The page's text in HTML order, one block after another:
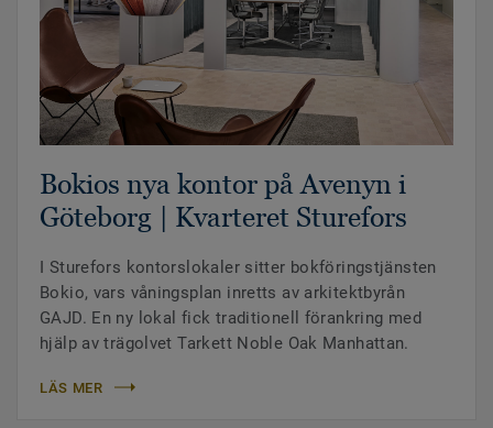
Bokios nya kontor på Avenyn i
Göteborg | Kvarteret Sturefors
I Sturefors kontorslokaler sitter bokföringstjänsten
Bokio, vars våningsplan inretts av arkitektbyrån
GAJD. En ny lokal fick traditionell förankring med
hjälp av trägolvet Tarkett Noble Oak Manhattan.
LÄS MER